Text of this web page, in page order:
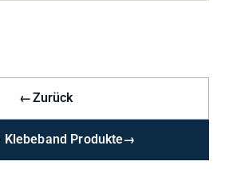
←Zurück
Klebeband Produkte→